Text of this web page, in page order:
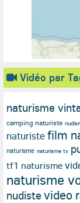
Vidéo par
naturisme
camping naturiste
naturistefilm
naturisme naturisme tv
tf1 naturisme
naturisme
nudistevideo